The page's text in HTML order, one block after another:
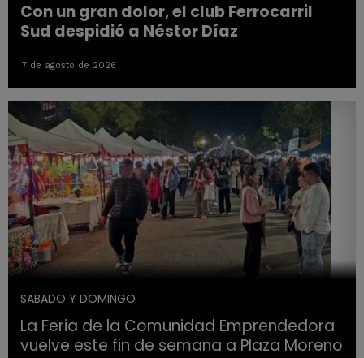
Con un gran dolor, el club Ferrocarril
Sud despidió a Néstor Díaz
7 de agosto de 2026
SABADO Y DOMINGO
La Feria de la Comunidad Emprendedora
vuelve este fin de semana a Plaza Moreno